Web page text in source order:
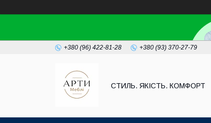
+380 (96) 422-81-28 +380 (93) 370-27-79
СТИЛЬ. ЯКІСТЬ. КОМФОРТ